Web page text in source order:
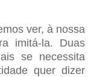
ver, à nossa
imitá-la. Duas
se necessita
quer dizer